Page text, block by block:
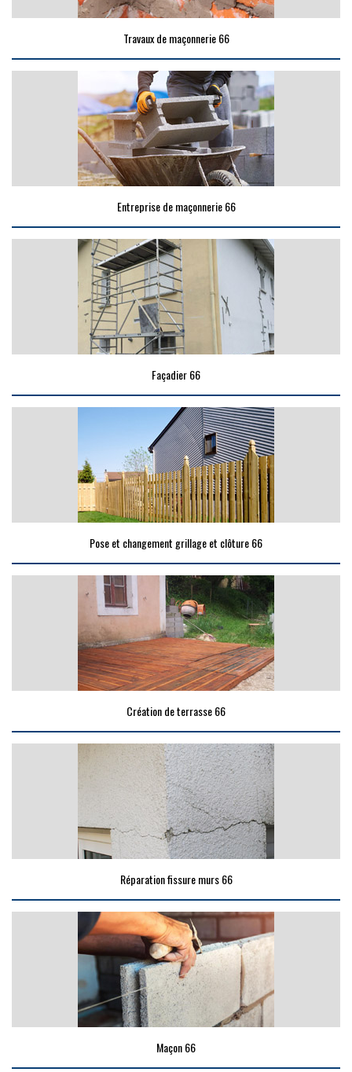
Travaux de maçonnerie 66
Entreprise de maçonnerie 66
Façadier 66
Pose et changement grillage et clôture 66
Création de terrasse 66
Réparation fissure murs 66
Maçon 66